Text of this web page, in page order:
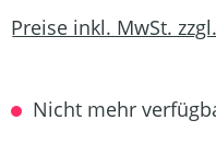
Preise inkl. MwSt.
Nicht mehr